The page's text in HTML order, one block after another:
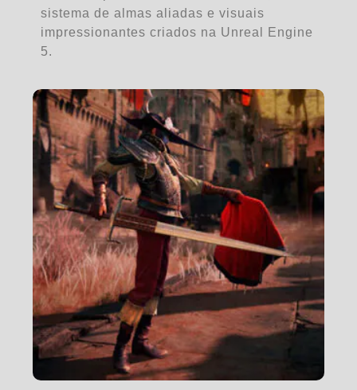
sistema de almas aliadas e visuais
impressionantes criados na Unreal Engine
5.